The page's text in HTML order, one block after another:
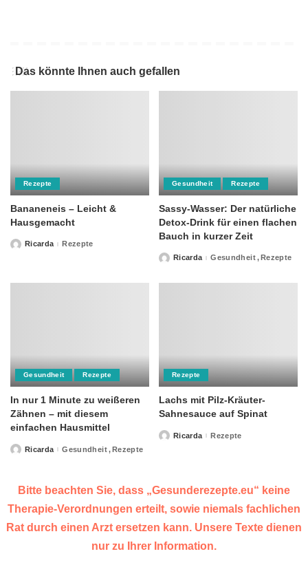
Das könnte Ihnen auch gefallen
Rezepte
Bananeneis – Leicht &
Hausgemacht
PostedRicarda Rezepte
Gesundheit Rezepte
Sassy-Wasser: Der natürliche
Detox-Drink für einen flachen
Bauch in kurzer Zeit
PostedRicarda Gesundheit Rezepte
Gesundheit Rezepte
In nur 1 Minute zu weißeren
Zähnen – mit diesem
einfachen Hausmittel
PostedRicarda Gesundheit Rezepte
Rezepte
Lachs mit Pilz-Kräuter-
Sahnesauce auf Spinat
PostedRicarda Rezepte
Bitte beachten Sie, dass „Gesunderezepte.eu“ keine
Therapie-Verordnungen erteilt, sowie niemals fachlichen
Rat durch einen Arzt ersetzen kann. Unsere Texte dienen
nur zu Ihrer Information.